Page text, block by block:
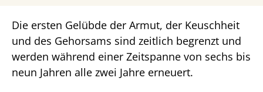
Die ersten Gelübde der Armut, der Keuschheit
und des Gehorsams sind zeitlich begrenzt und
werden während einer Zeitspanne von sechs bis
neun Jahren alle zwei Jahre erneuert.